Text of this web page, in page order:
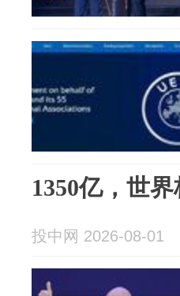
1350亿，世
投中网 2026-08-01